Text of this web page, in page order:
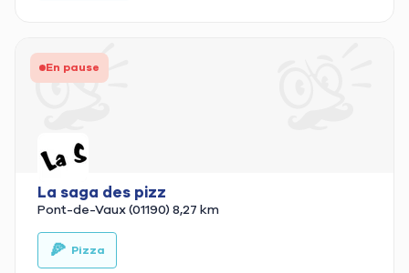
En pause
La saga des pizz
Pont-de-Vaux (01190) 8,27 km
🍕 Pizza